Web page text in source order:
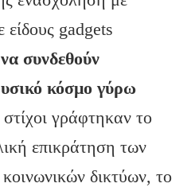
είδους gadgets
συνδεθούν
κόσμο γύρω
γράφτηκαν το
επικράτηση των
δικτύων, το